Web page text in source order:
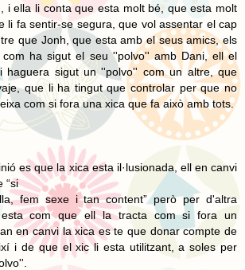
i ella li conta que esta molt bé, que esta molt
li fa sentir-se segura, que vol assentar el cap
que Jonh, que esta amb el seus amics, els
com ha sigut el seu ''polvo'' amb Dani, ell el
haguera sigut un ''polvo'' com un altre, que
que li ha tingut que controlar per que no
com si fora una xica que fa això amb tots.
es que la xica esta il·lusionada, ell en canvi
“si
fem sexe i tan content” però per d'altra
esta com que ell la tracta com si fora un
en canvi la xica es te que donar compte de
i de que el xic li esta utilitzant, a soles per